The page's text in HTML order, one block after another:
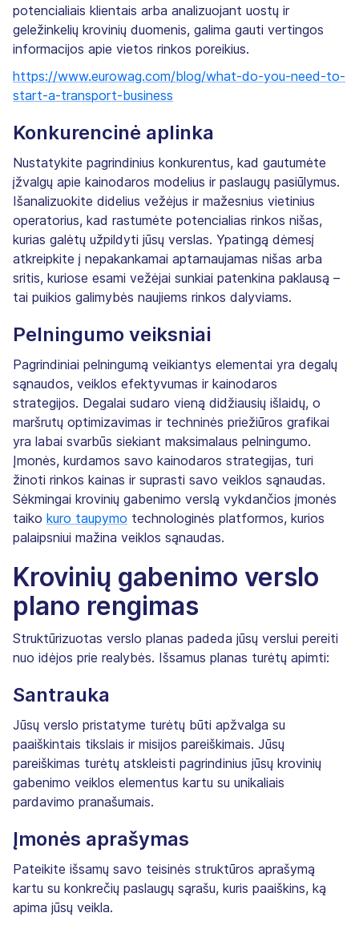
potencialiais klientais arba analizuojant uostų ir
geležinkelių krovinių duomenis, galima gauti vertingos
informacijos apie vietos rinkos poreikius.
https://www.eurowag.com/blog/what-do-you-need-to-
start-a-transport-business
Konkurencinė aplinka
Nustatykite pagrindinius konkurentus, kad gautumėte
įžvalgų apie kainodaros modelius ir paslaugų pasiūlymus.
Išanalizuokite didelius vežėjus ir mažesnius vietinius
operatorius, kad rastumėte potencialias rinkos nišas,
kurias galėtų užpildyti jūsų verslas. Ypatingą dėmesį
atkreipkite į nepakankamai aptarnaujamas nišas arba
sritis, kuriose esami vežėjai sunkiai patenkina paklausą –
tai puikios galimybės naujiems rinkos dalyviams.
Pelningumo veiksniai
Pagrindiniai pelningumą veikiantys elementai yra degalų
sąnaudos, veiklos efektyvumas ir kainodaros
strategijos. Degalai sudaro vieną didžiausių išlaidų, o
maršrutų optimizavimas ir techninės priežiūros grafikai
yra labai svarbūs siekiant maksimalaus pelningumo.
Įmonės, kurdamos savo kainodaros strategijas, turi
žinoti rinkos kainas ir suprasti savo veiklos sąnaudas.
Sėkmingai krovinių gabenimo verslą vykdančios įmonės
taiko kuro taupymo technologinės platformos, kurios
palaipsniui mažina veiklos sąnaudas.
Krovinių gabenimo verslo
plano rengimas
Struktūrizuotas verslo planas padeda jūsų verslui pereiti
nuo idėjos prie realybės. Išsamus planas turėtų apimti:
Santrauka
Jūsų verslo pristatyme turėtų būti apžvalga su
paaiškintais tikslais ir misijos pareiškimais. Jūsų
pareiškimas turėtų atskleisti pagrindinius jūsų krovinių
gabenimo veiklos elementus kartu su unikaliais
pardavimo pranašumais.
Įmonės aprašymas
Pateikite išsamų savo teisinės struktūros aprašymą
kartu su konkrečių paslaugų sąrašu, kuris paaiškins, ką
apima jūsų veikla.